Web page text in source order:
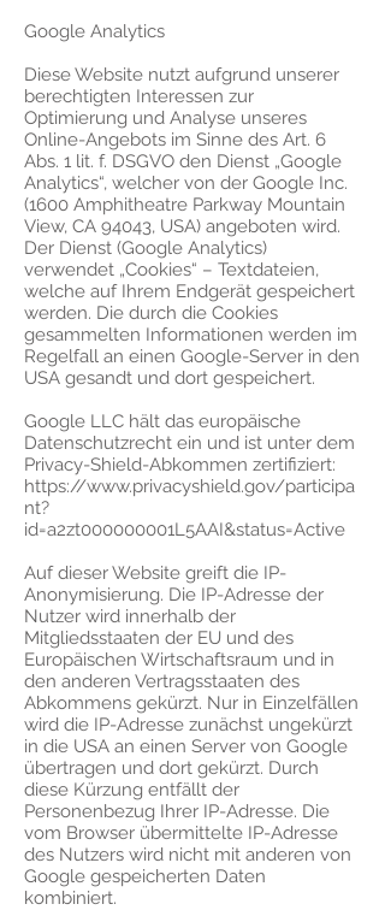
Google Analytics
Diese Website nutzt aufgrund unserer
berechtigten Interessen zur
Optimierung und Analyse unseres
Online-Angebots im Sinne des Art. 6
Abs. 1 lit. f. DSGVO den Dienst „Google
Analytics“, welcher von der Google Inc.
(1600 Amphitheatre Parkway Mountain
View, CA 94043, USA) angeboten wird.
Der Dienst (Google Analytics)
verwendet „Cookies“ – Textdateien,
welche auf Ihrem Endgerät gespeichert
werden. Die durch die Cookies
gesammelten Informationen werden im
Regelfall an einen Google-Server in den
USA gesandt und dort gespeichert.
Google LLC hält das europäische
Datenschutzrecht ein und ist unter dem
Privacy-Shield-Abkommen zertifiziert:
https://www.privacyshield.gov/participa
nt?
id=a2zt000000001L5AAI&status=Active
Auf dieser Website greift die IP-
Anonymisierung. Die IP-Adresse der
Nutzer wird innerhalb der
Mitgliedsstaaten der EU und des
Europäischen Wirtschaftsraum und in
den anderen Vertragsstaaten des
Abkommens gekürzt. Nur in Einzelfällen
wird die IP-Adresse zunächst ungekürzt
in die USA an einen Server von Google
übertragen und dort gekürzt. Durch
diese Kürzung entfällt der
Personenbezug Ihrer IP-Adresse. Die
vom Browser übermittelte IP-Adresse
des Nutzers wird nicht mit anderen von
Google gespeicherten Daten
kombiniert.